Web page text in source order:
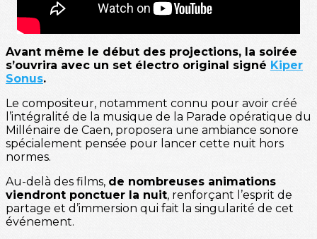
Avant même le début des projections, la soirée
s’ouvrira avec un set électro original signé Kiper
Sonus.
Le compositeur, notamment connu pour avoir créé
l’intégralité de la musique de la Parade opératique du
Millénaire de Caen, proposera une ambiance sonore
spécialement pensée pour lancer cette nuit hors
normes.
Au-delà des films, de nombreuses animations
viendront ponctuer la nuit, renforçant l’esprit de
partage et d’immersion qui fait la singularité de cet
événement.